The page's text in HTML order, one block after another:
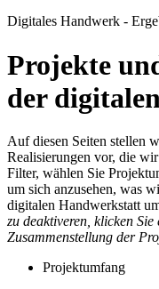
Digitales Handwerk -
Projekte
der
Auf diesen Seiten stellen
Realisierungen vor, die
Filter, wählen Sie
um sich anzusehen, was
digitalen Handwerkstatt
zu deaktiveren, klicken
Zusammenstellung der
Projektumfang